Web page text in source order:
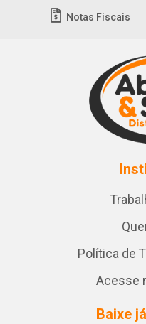
Notas Fiscais
Política de
Acesse
Baixe